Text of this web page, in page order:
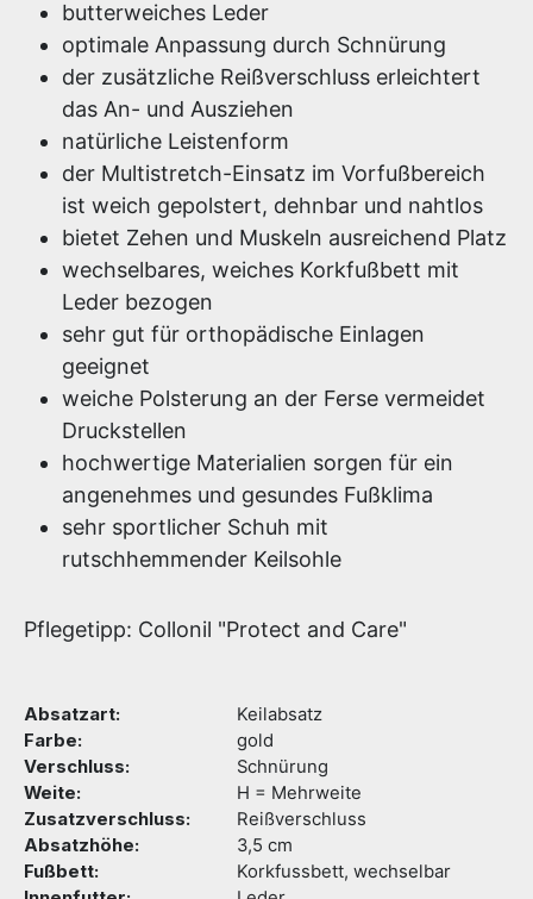
butterweiches Leder
optimale Anpassung durch Schnürung
der zusätzliche Reißverschluss erleichtert
das An- und Ausziehen
natürliche Leistenform
der Multistretch-Einsatz im Vorfußbereich
ist weich gepolstert, dehnbar und nahtlos
bietet Zehen und Muskeln ausreichend Platz
wechselbares, weiches Korkfußbett mit
Leder bezogen
sehr gut für orthopädische Einlagen
geeignet
weiche Polsterung an der Ferse vermeidet
Druckstellen
hochwertige Materialien sorgen für ein
angenehmes und gesundes Fußklima
sehr sportlicher Schuh mit
rutschhemmender Keilsohle
Pflegetipp: Collonil "Protect and Care"
Absatzart:
Keilabsatz
Farbe:
gold
Verschluss:
Schnürung
Weite:
H = Mehrweite
Zusatzverschluss:
Reißverschluss
Absatzhöhe:
3,5 cm
Fußbett:
Korkfussbett, wechselbar